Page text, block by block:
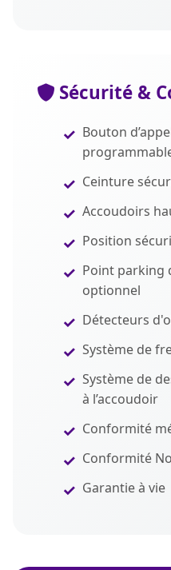
Sécurité &
Bouton
Ceinture
Accoudoirs
Position
Point parking
optionnel
Détecteurs
Système de
Système de
à l’accoudoir
Conformité
Conformité
Garantie à vie